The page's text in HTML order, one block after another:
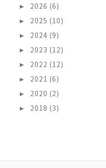
►
2026 (6)
►
2025 (10)
►
2024 (9)
►
2023 (12)
►
2022 (12)
►
2021 (6)
►
2020 (2)
►
2018 (3)